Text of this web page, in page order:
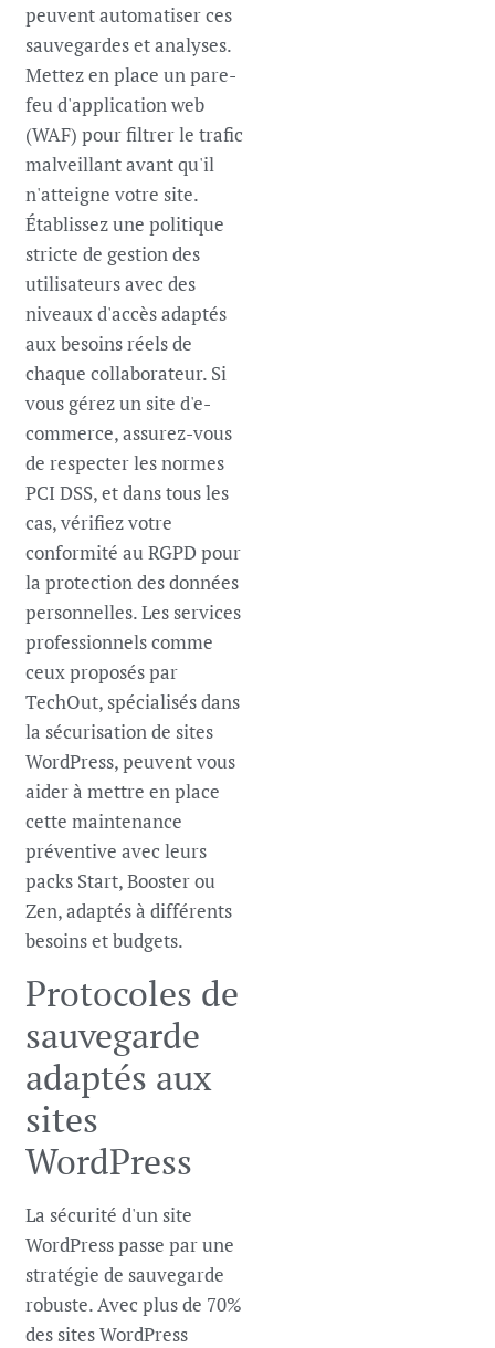
peuvent automatiser ces
sauvegardes et analyses.
Mettez en place un pare-
feu d'application web
(WAF) pour filtrer le trafic
malveillant avant qu'il
n'atteigne votre site.
Établissez une politique
stricte de gestion des
utilisateurs avec des
niveaux d'accès adaptés
aux besoins réels de
chaque collaborateur. Si
vous gérez un site d'e-
commerce, assurez-vous
de respecter les normes
PCI DSS, et dans tous les
cas, vérifiez votre
conformité au RGPD pour
la protection des données
personnelles. Les services
professionnels comme
ceux proposés par
TechOut, spécialisés dans
la sécurisation de sites
WordPress, peuvent vous
aider à mettre en place
cette maintenance
préventive avec leurs
packs Start, Booster ou
Zen, adaptés à différents
besoins et budgets.
Protocoles de
sauvegarde
adaptés aux
sites
WordPress
La sécurité d'un site
WordPress passe par une
stratégie de sauvegarde
robuste. Avec plus de 70%
des sites WordPress